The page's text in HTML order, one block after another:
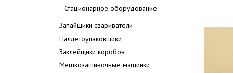
Стационарное оборудование
Запайщики свариватели
Паллетоупаковщики
Заклейщики коробов
Мешкозашивочные машинки